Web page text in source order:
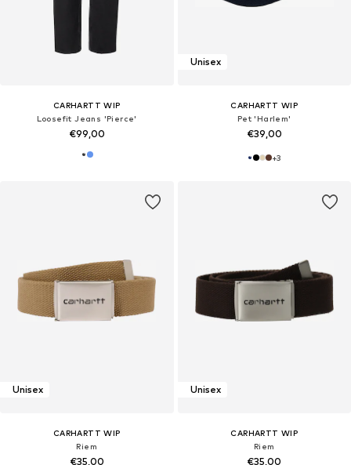
CARHARTT WIP
Loosefit Jeans 'Pierce'
€99,00
Unisex
CARHARTT WIP
Pet 'Harlem'
€39,00
+3
Unisex
CARHARTT WIP
Riem
€35,00
Unisex
CARHARTT WIP
Riem
€35,00